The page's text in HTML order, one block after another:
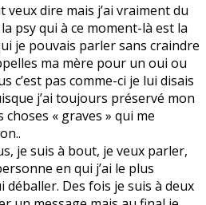
veux dire mais j’ai vraiment du
psy qui à ce moment-là est la
je pouvais parler sans craindre
ma mère pour un oui ou
c’est pas comme-ci je lui disais
j’ai toujours préservé mon
« graves » qui me
je suis à bout, je veux parler,
en qui j’ai le plus
Des fois je suis à deux